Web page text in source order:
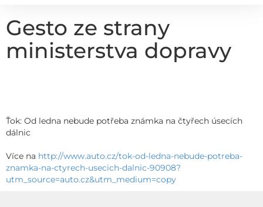
Gesto ze strany
ministerstva dopravy
Ťok: Od ledna nebude potřeba známka na čtyřech úsecích
dálnic
Více na http://www.auto.cz/tok-od-ledna-nebude-potreba-
znamka-na-ctyrech-usecich-dalnic-90908?
utm_source=auto.cz&utm_medium=copy